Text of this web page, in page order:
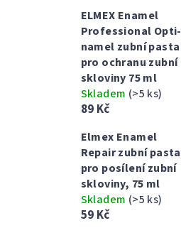
ELMEX Enamel
Professional Opti-
namel zubní pasta
pro ochranu zubní
skloviny 75 ml
Skladem (>5 ks)
89 Kč
Elmex Enamel
Repair zubní pasta
pro posílení zubní
skloviny, 75 ml
Skladem (>5 ks)
59 Kč